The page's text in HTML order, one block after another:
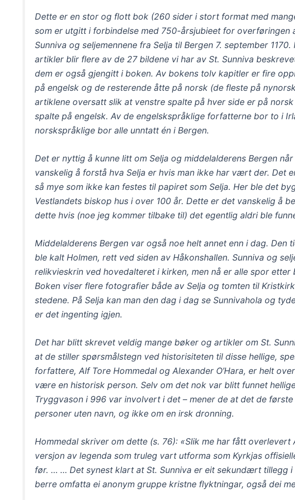
Dette er en stor og flott bok (260 sider i stort format med
som er utgitt i forbindelse med 750-årsjubieet for overføringen
Sunniva og seljemennene fra Selja til Bergen 7. september
artikler blir flere av de 27 bildene vi har av St. Sunniva
dem er også gjengitt i boken. Av bokens tolv kapitler er fire
på engelsk og de resterende åtte på norsk (de fleste på
artiklene oversatt slik at venstre spalte på hver side er på
spalte på engelsk. Av de engelskspråklige forfatterne bor to i
norskspråklige bor alle unntatt én i Bergen.
Det er nyttig å kunne litt om Selja og middelalderens Bergen
vanskelig å forstå hva Selja er hvis man ikke har vært der. Det
så mye som ikke kan festes til papiret som Selja. Her ble det
Vestlandets biskop hus i over 100 år. Dette er det vanskelig å
dette hvis (noe jeg kommer tilbake til) det egentlig aldri ble
Middelalderens Bergen var også noe helt annet enn i dag.
ble kalt Holmen, rett ved siden av Håkonshallen. Sunniva og
relikvieskrin ved hovedalteret i kirken, men nå er alle spor
Boken viser flere fotografier både av Selja og tomten til
stedene. På Selja kan man den dag i dag se Sunnivahola og
er det ingenting igjen.
Det har blitt skrevet veldig mange bøker og artikler om St.
at de stiller spørsmålstegn ved historisiteten til disse hellige,
forfattere, Alf Tore Hommedal og Alexander O’Hara, er helt
være en historisk person. Selv om det nok var blitt funnet
Tryggvason i 996 var involvert i det – mener de at det de
personer uten navn, og ikke om en irsk dronning.
Hommedal skriver om dette (s. 76): «Slik me har fått
versjon av legenda som truleg vart utforma som Kyrkjas
før. … … Det synest klart at St. Sunniva er eit sekundært tillegg
berre omfatta ei anonym gruppe kristne flyktningar, også dei